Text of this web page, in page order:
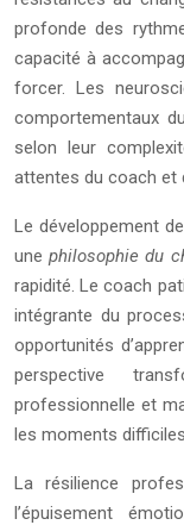
profonde des
capacité à
forcer. Les
comportementaux
selon leur
attentes du coach et
Le développement
unephilosophie du
rapidité. Le coach
intégrante du
opportunités
perspective
professionnelle et
les moments
La résilience
l’épuisement